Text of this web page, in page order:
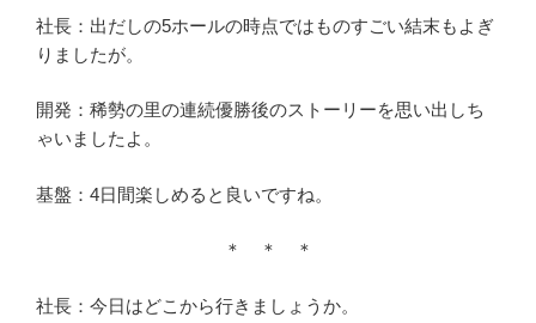
社長：出だしの5ホールの時点ではものすごい結末もよぎ
りましたが。
開発：稀勢の里の連続優勝後のストーリーを思い出しち
ゃいましたよ。
基盤：4日間楽しめると良いですね。
＊ ＊ ＊
社長：今日はどこから行きましょうか。